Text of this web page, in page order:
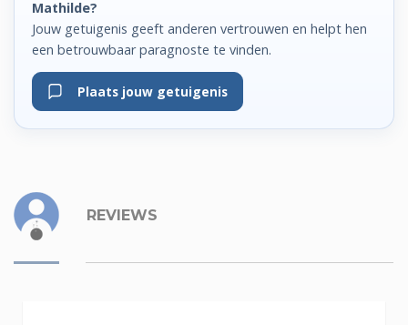
Mathilde?
Jouw getuigenis geeft anderen vertrouwen en helpt hen
een betrouwbaar paragnoste te vinden.
Plaats jouw getuigenis
REVIEWS